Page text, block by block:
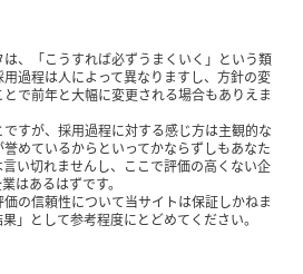
、「こうすれば必ずうまくいく」という類
過程は人によって異なりますし、方針の変
で前年と大幅に変更される場合もありえま
すが、採用過程に対する感じ方は主観的な
めているからといってかならずしもあなた
い切れませんし、ここで評価の高くない企
はあるはずです。
の信頼性について当サイトは保証しかねま
」として参考程度にとどめてください。